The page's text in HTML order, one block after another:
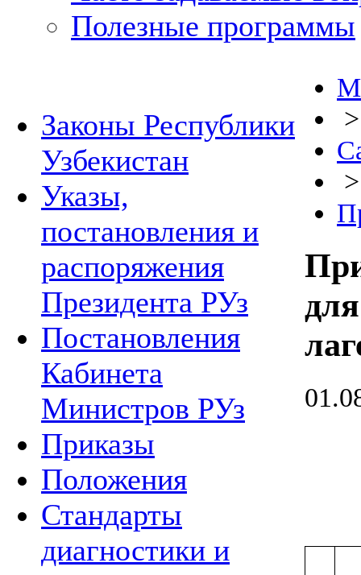
Полезные программы
Законы Республики
Узбекистан
Указы,
постановления и
распоряжения
Президента РУз
Постановления
Кабинета
Министров РУз
Приказы
Положения
Стандарты
диагностики и